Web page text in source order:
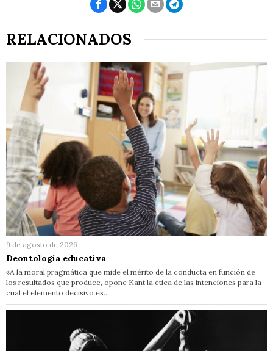
RELACIONADOS
9 de agosto de 2026
Deontología educativa
«A la moral pragmática que mide el mérito de la conducta en función de
los resultados que produce, opone Kant la ética de las intenciones para la
cual el elemento decisivo es…